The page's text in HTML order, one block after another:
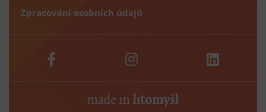
Zpracování osobních údajů